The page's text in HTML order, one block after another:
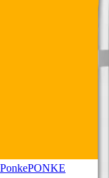
PonkePONKE